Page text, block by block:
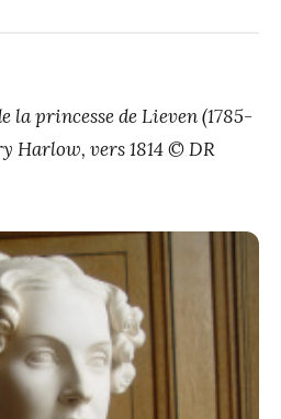
princesse de Lieven (1785-
Harlow, vers 1814 © DR